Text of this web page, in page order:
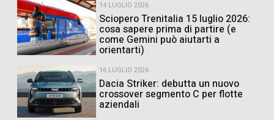
14 LUGLIO 2026
Sciopero Trenitalia 15 luglio 2026:
cosa sapere prima di partire (e
come Gemini può aiutarti a
orientarti)
16 LUGLIO 2026
Dacia Striker: debutta un nuovo
crossover segmento C per flotte
aziendali